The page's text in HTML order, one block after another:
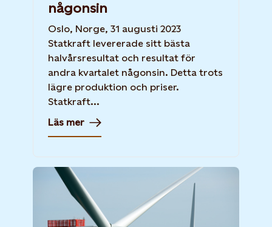
någonsin
Oslo, Norge, 31 augusti 2023
Statkraft levererade sitt bästa
halvårsresultat och resultat för
andra kvartalet någonsin. Detta trots
lägre produktion och priser.
Statkraft...
Läs mer